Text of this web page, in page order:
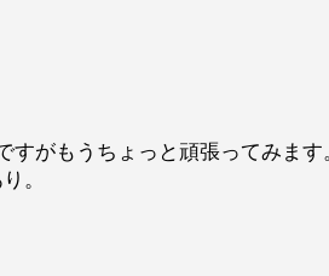
がもうちょっと頑張ってみま
。